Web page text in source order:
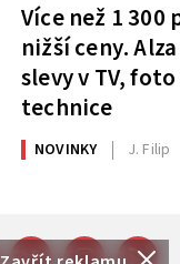
Více než 1
nižší ceny.
slevy v TV,
technice
NOVINKY J. Filip